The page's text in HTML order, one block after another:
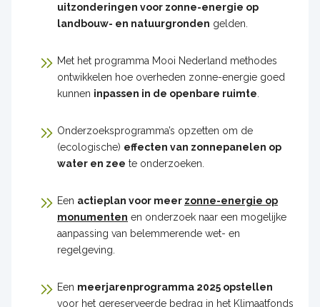
uitzonderingen voor zonne-energie op
landbouw- en natuurgronden gelden.
Met het programma Mooi Nederland methodes
ontwikkelen hoe overheden zonne-energie goed
kunnen inpassen in de openbare ruimte
Onderzoeksprogramma’s opzetten om de
(ecologische) effecten van zonnepanelen op
water en zee te onderzoeken.
Een actieplan voor meer zonne-energie op
monumenten en onderzoek naar een mogelijke
aanpassing van belemmerende wet- en
regelgeving.
Een meerjarenprogramma 2025 opstellen
voor het gereserveerde bedrag in het Klimaatfonds